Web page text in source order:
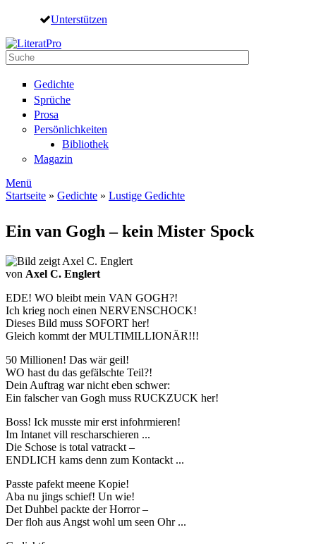
Direkt zum Inhalt
Unterstützen
Suche
Gedichte
Sprüche
Prosa
Persönlichkeiten
Bibliothek
Magazin
Menü
Startseite » Gedichte » Lustige Gedichte
Ein van Gogh – kein Mister Spock
von Axel C. Englert
EDE! WO bleibt mein VAN GOGH?!
Ich krieg noch einen NERVENSCHOCK!
Dieses Bild muss SOFORT her!
Gleich kommt der MULTIMILLIONÄR!!!
50 Millionen! Das wär geil!
WO hast du das gefälschte Teil?!
Dein Auftrag war nicht eben schwer:
Ein falscher van Gogh muss RUCKZUCK her!
Boss! Ick musste mir erst infohrmieren!
Im Intanet vill rescharschieren ...
Die Schose is total vatrackt –
ENDLICH kams denn zum Kontackt ...
Passte pafekt meene Kopie!
Aba nu jings schief! Un wie!
Det Duhbel packte der Horror –
Der floh aus Angst wohl um seen Ohr ...